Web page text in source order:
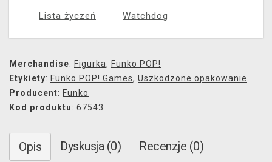
Lista życzeń Watchdog
Merchandise: Figurka, Funko POP!
Etykiety: Funko POP! Games, Uszkodzone opakowanie
Producent: Funko
Kod produktu: 67543
Opis Dyskusja (0) Recenzje (0)